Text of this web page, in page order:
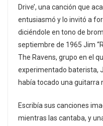
Drive’, una canción que
entusiasmó y lo invitó a
diciéndole en tono de
septiembre de 1965 Jim
The Ravens, grupo en el
experimentado baterista,
había tocado una guitarra
Escribía sus canciones
mientras las cantaba, y